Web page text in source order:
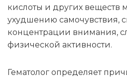
кислоты и других веществ
ухудшению самочувствия,
концентрации внимания,
физической активности.
Гематолог определяет